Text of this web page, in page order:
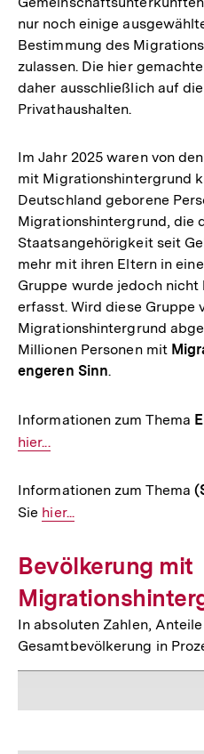
nur noch einige
Bestimmung des
zulassen. Die hier
daher ausschließlich auf
Privathaushalten.
Im Jahr 2025 waren von
mit Migrationshintergrund
Deutschland geborene
Migrationshintergrund, die
Staatsangehörigkeit seit
mehr mit ihren Eltern in
Gruppe wurde jedoch nicht
erfasst. Wird diese Gruppe
Migrationshintergrund
Millionen Personen mit
engeren Sinn.
Informationen zum Thema
hier...
Informationen zum Thema
Sie Interner
hier...
Bevölkerung mit
In absoluten Zahlen,
Gesamtbevölkerung in